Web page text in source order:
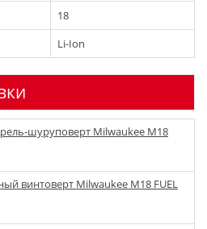
18
Li-Ion
шуруповерт Milwaukee M18
винтоверт Milwaukee M18 FUEL